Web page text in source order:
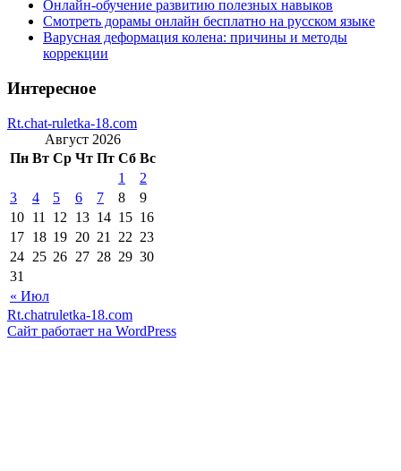
Онлайн-обучение развитию полезных навыков
Смотреть дорамы онлайн бесплатно на русском языке
Варусная деформация колена: причины и методы
коррекции
Интересное
Rt.chat-ruletka-18.com
Август 2026
Пн Вт Ср Чт Пт Сб Вс
« Июл
1
2
3
4 5 6 7 8
9
10 11 12 13 14 15 16
17 18 19 20 21 22 23
24 25 26 27 28 29 30
31
Rt.chatruletka-18.com
Сайт работает на WordPress